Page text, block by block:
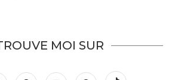
MOI SUR